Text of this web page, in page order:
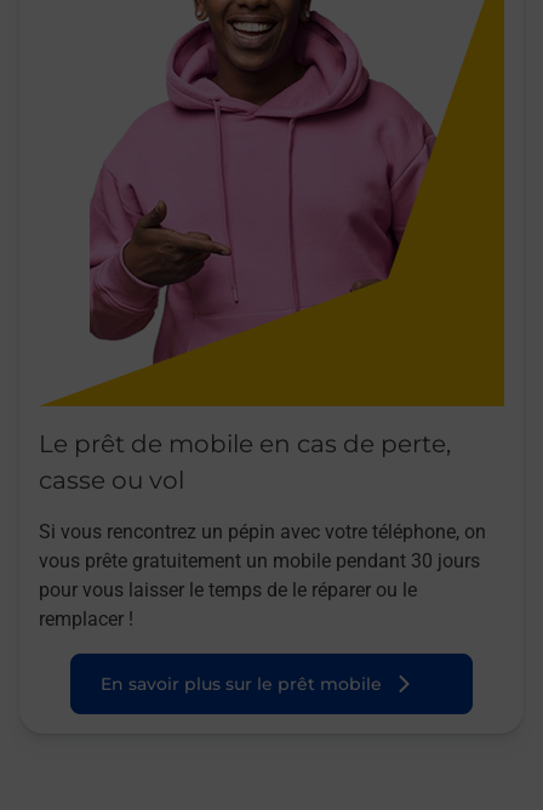
Le prêt de mobile en cas de perte,
casse ou vol
Si vous rencontrez un pépin avec votre téléphone, on
vous prête gratuitement un mobile pendant 30 jours
pour vous laisser le temps de le réparer ou le
remplacer !
En savoir plus sur le prêt mobile